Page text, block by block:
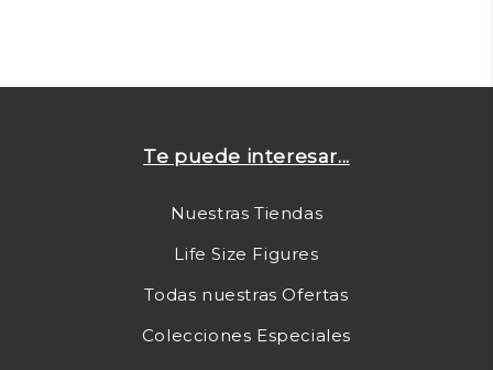
Te puede interesar...
Nuestras Tiendas
Life Size Figures
Todas nuestras Ofertas
Colecciones Especiales